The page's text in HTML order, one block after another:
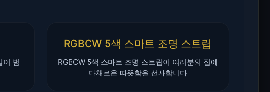
이 범
RGBCW 5색 스마트 조명 스트립
RGBCW 5색 스마트 조명 스트립이 여러분의 집에
다채로운 따뜻함을 선사합니다